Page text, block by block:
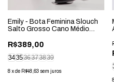
Emily - Bota Feminina Slouch
Salto Grosso Cano Médio
R$389,00
343536373839
8 xde R$48,63 sem juros
8